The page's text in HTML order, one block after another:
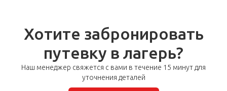
Хотите забронировать
путевку в лагерь?
Наш менеджер свяжется с вами в течение 15 минут для
уточнения деталей